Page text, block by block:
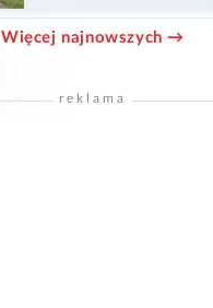
Więcej najnowszych →
reklama